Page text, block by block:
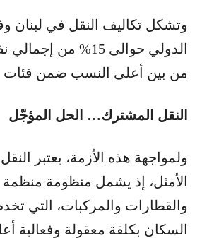
وتشكل تكاليف النقل في لبنان
الدولي حوالى 15% من
من بين أعلى النسب ضمن فئات
النقل المشترك… الحل المؤجّل
ولمواجهة هذه الأزمة، يعتبر
الأمثل، إذ يشمل منظومة
والقطارات والمركبات، التي
السكان بكلفة معقولة وفعالية